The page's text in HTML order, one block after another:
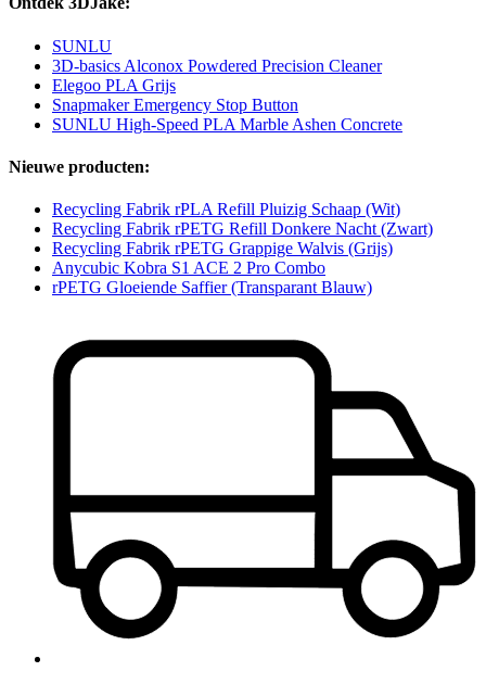
SUNLU
3D-basics Alconox Powdered Precision Cleaner
Elegoo PLA Grijs
Snapmaker Emergency Stop Button
SUNLU High-Speed PLA Marble Ashen Concrete
Nieuwe producten:
Recycling Fabrik rPLA Refill Pluizig Schaap (Wit)
Recycling Fabrik rPETG Refill Donkere Nacht (Zwart)
Recycling Fabrik rPETG Grappige Walvis (Grijs)
Anycubic Kobra S1 ACE 2 Pro Combo
rPETG Gloeiende Saffier (Transparant Blauw)